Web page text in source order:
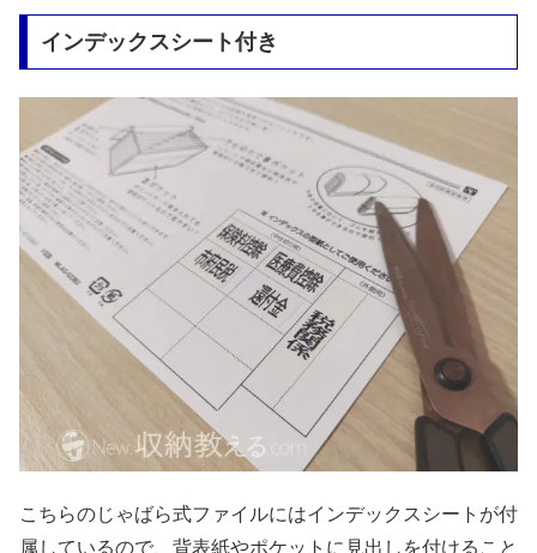
インデックスシート付き
こちらのじゃばら式ファイルにはインデックスシートが付
属しているので、背表紙やポケットに見出しを付けること